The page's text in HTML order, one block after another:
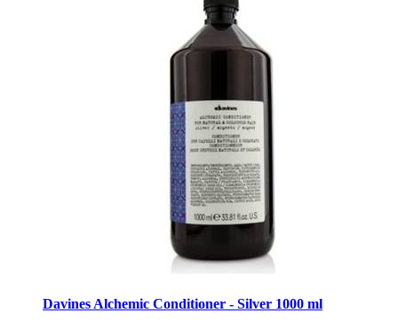
Davines Alchemic Conditioner - Silver 1000 ml